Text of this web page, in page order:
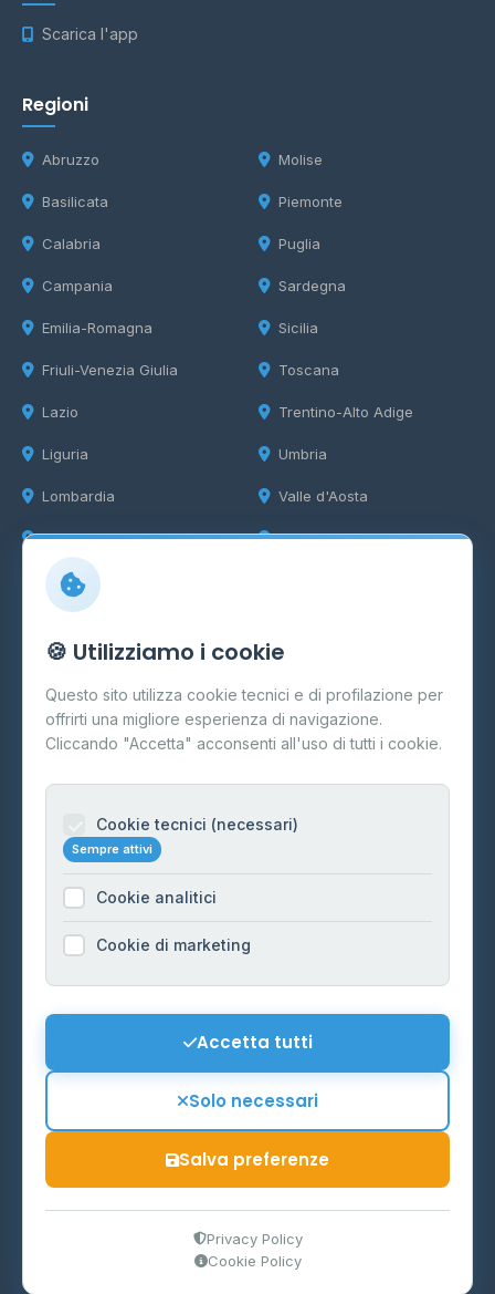
Scarica l'app
Regioni
Abruzzo
Basilicata
Calabria
Campania
Emilia-Romagna
Friuli-Venezia Giulia
Lazio
Liguria
Lombardia
Marche
Molise
Piemonte
Puglia
Sardegna
Sicilia
Toscana
Trentino-Alto Adige
Umbria
Valle d'Aosta
Veneto
Info
Cos'è il GPL
FAQ
Contatti
Informazioni legali
Cookie Policy
Preferenze Cookie
Mappa del sito
P.IVA 03859300364
Ministero delle Imprese e del Made in Italy
🍪 Utilizziamo i cookie
Questo sito utilizza cookie tecnici e di profilazione per
offrirti una migliore esperienza di navigazione.
Cliccando "Accetta" acconsenti all'uso di tutti i cookie.
Cookie tecnici (necessari)
Sempre attivi
Cookie analitici
Cookie di marketing
Accetta tutti
Solo necessari
Salva preferenze
Privacy Policy
Cookie Policy